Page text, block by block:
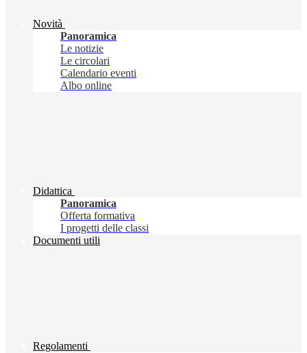
Novità
Panoramica
Le notizie
Le circolari
Calendario eventi
Albo online
Didattica
Panoramica
Offerta formativa
I progetti delle classi
Documenti utili
Regolamenti